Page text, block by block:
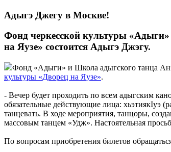
Адыгэ Джегу в Москве!
Фонд черкесской культуры
на Яузе» состоится Адыгэ Джэгу.
Фонд «Адыги» и Школа адыгского танца
культуры «Дворец на Яузе».
- Вечер будет проходить по всем адыгским
обязательные действующие лица: хьэтиякIуэ
танцевать. В ходе мероприятия, танцоры,
массовым танцем «Удж». Настоятельная
По вопросам приобретения билетов